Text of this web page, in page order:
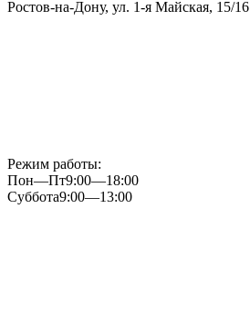
Ростов-на-Дону, ул. 1-я Майская, 15/16
Режим работы:
Пон—Пт9:00—18:00
Суббота9:00—13:00